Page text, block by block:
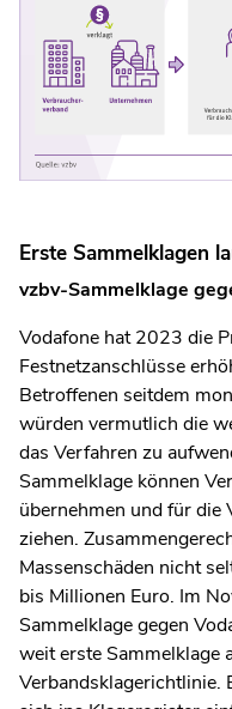
Erste Sammelklagen
vzbv-Sammelklage
Vodafone hat 2023 die
Festnetzanschlüsse
Betroffenen seitdem
würden vermutlich die
das Verfahren zu
Sammelklage können
übernehmen und für die
ziehen.
Massenschäden nicht
bis Millionen Euro. Im
Sammelklage gegen
weit erste Sammelklage
Verbandsklagerichtlinie.